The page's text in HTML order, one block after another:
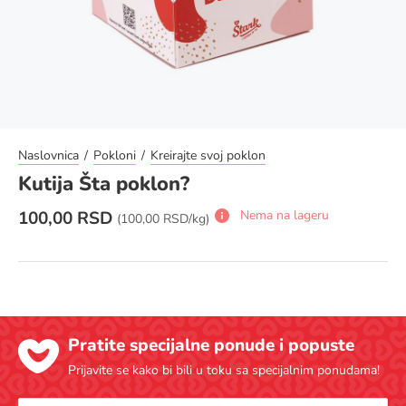
Naslovnica Pokloni Kreirajte svoj poklon
Kutija Šta poklon?
100,00 RSD (Cena za jedinicu mere:
100,00 RSD/kg) Nema na lageru
Pratite specijalne ponude i popuste
Prijavite se kako bi bili u toku sa specijalnim ponudama!